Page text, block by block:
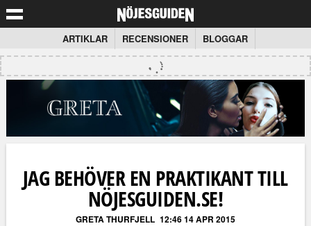
ARTIKLAR RECENSIONER BLOGGAR
JAG BEHÖVER EN PRAKTIKANT TILL
NÖJESGUIDEN.SE!
GRETA THURFJELL 12:46 14 APR 2015